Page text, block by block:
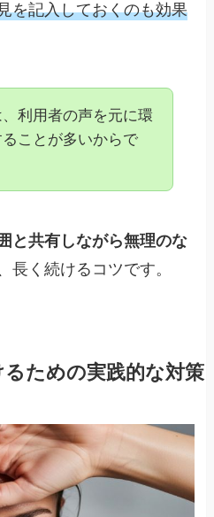
を記入しておくのも効果
利用者の声を元に環
ことが多いからで
と共有しながら無理のな
長く続けるコツです。
ための実践的な対策